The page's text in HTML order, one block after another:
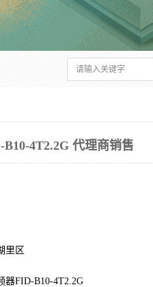
4T2.2G 代理商销售
里区
器FID-B10-4T2.2G